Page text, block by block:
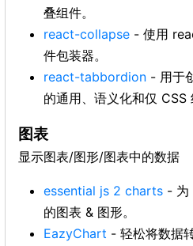
叠组件。
react-collapse - 使用
件包装器。
react-tabbordion - 用于
的通用、语义化和仅 CSS
图表
显示图表/图形/图表中的数据
essential js 2 charts - 为
的图表 & 图形。
EazyChart - 轻松将数据